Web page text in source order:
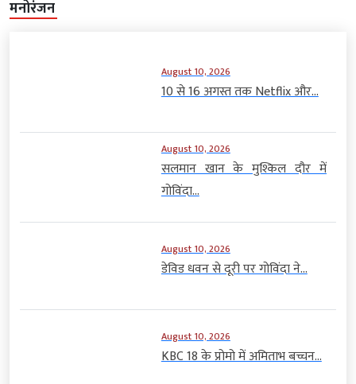
मनोरंजन
August 10, 2026
10 से 16 अगस्त तक Netflix और...
August 10, 2026
सलमान खान के मुश्किल दौर में
गोविंदा...
August 10, 2026
डेविड धवन से दूरी पर गोविंदा ने...
August 10, 2026
KBC 18 के प्रोमो में अमिताभ बच्चन...